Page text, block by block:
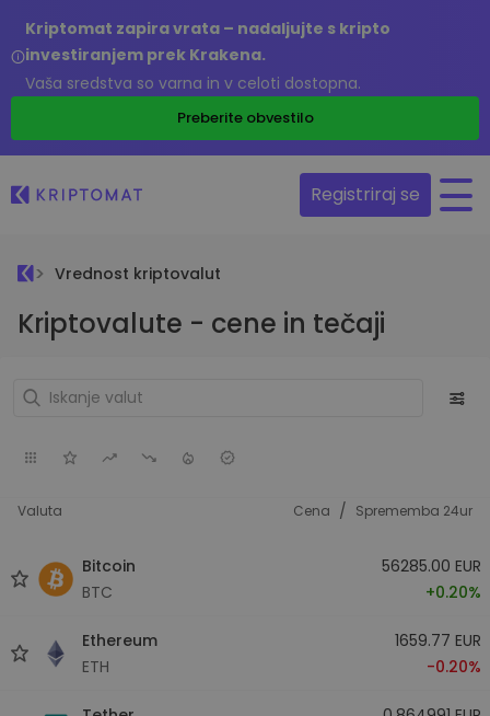
Kriptomat zapira vrata – nadaljujte s kripto
investiranjem prek Krakena.
Vaša sredstva so varna in v celoti dostopna.
Preberite obvestilo
Registriraj se
Vrednost kriptovalut
Kriptovalute - cene in tečaji
Valuta Cena / Sprememba 24ur
Bitcoin
BTC
56285.00 EUR
+0.20%
Ethereum
ETH
1659.77 EUR
-0.20%